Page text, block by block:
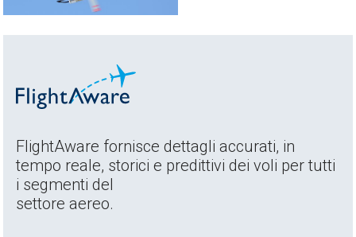
FlightAware fornisce dettagli accurati, in
tempo reale, storici e predittivi dei voli per tutti
i segmenti del
settore aereo.